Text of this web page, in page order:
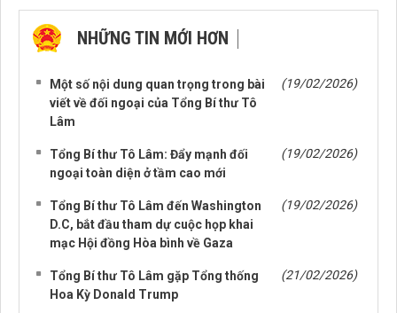
NHỮNG TIN MỚI HƠN
Một số nội dung quan trọng trong bài
viết về đối ngoại của Tổng Bí thư Tô
Lâm
(19/02/2026)
Tổng Bí thư Tô Lâm: Đẩy mạnh đối
ngoại toàn diện ở tầm cao mới
(19/02/2026)
Tổng Bí thư Tô Lâm đến Washington
D.C, bắt đầu tham dự cuộc họp khai
mạc Hội đồng Hòa bình về Gaza
(19/02/2026)
Tổng Bí thư Tô Lâm gặp Tổng thống
Hoa Kỳ Donald Trump
(21/02/2026)